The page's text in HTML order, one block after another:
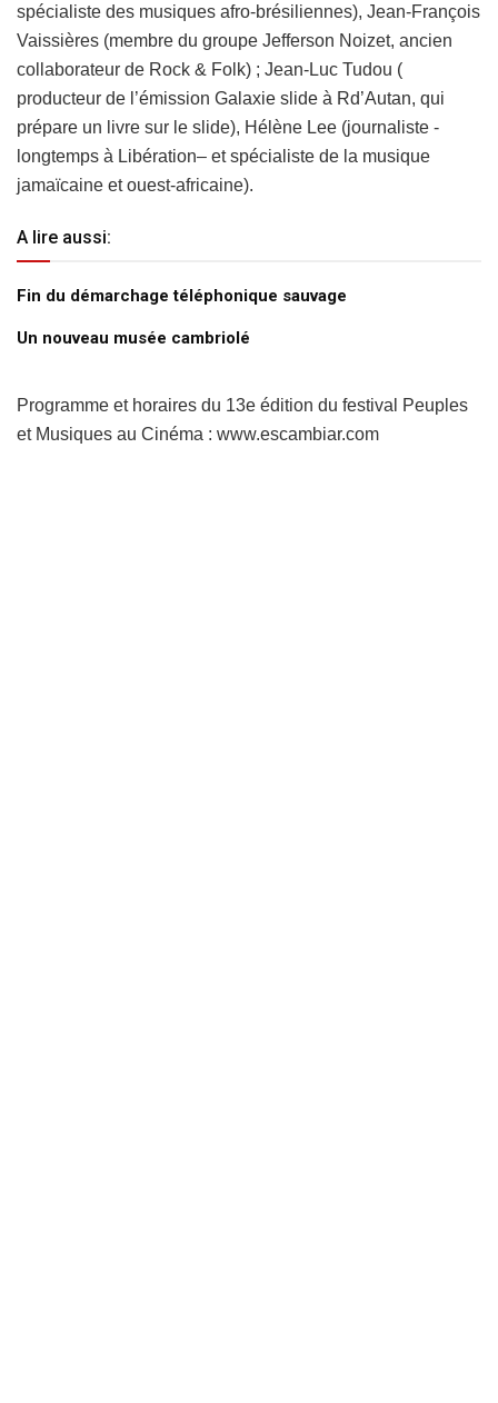
spécialiste des musiques afro-brésiliennes), Jean-François
Vaissières (membre du groupe Jefferson Noizet, ancien
collaborateur de Rock & Folk) ; Jean-Luc Tudou (
producteur de l’émission Galaxie slide à Rd’Autan, qui
prépare un livre sur le slide), Hélène Lee (journaliste -
longtemps à Libération– et spécialiste de la musique
jamaïcaine et ouest-africaine).
A lire aussi:
Fin du démarchage téléphonique sauvage
Un nouveau musée cambriolé
Programme et horaires du 13e édition du festival Peuples
et Musiques au Cinéma : www.escambiar.com